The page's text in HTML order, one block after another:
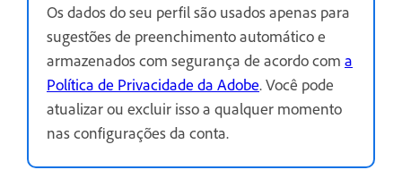
Os dados do seu perfil são usados apenas para
sugestões de preenchimento automático e
armazenados com segurança de acordo com a
Política de Privacidade da Adobe. Você pode
atualizar ou excluir isso a qualquer momento
nas configurações da conta.